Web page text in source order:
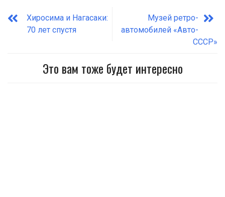
Хиросима и Нагасаки:
70 лет спустя
Музей ретро-
автомобилей «Авто-
СССР»
Это вам тоже будет интересно